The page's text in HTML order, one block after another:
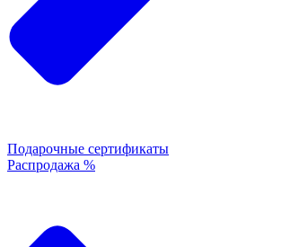
Подарочные сертификаты
Распродажа %